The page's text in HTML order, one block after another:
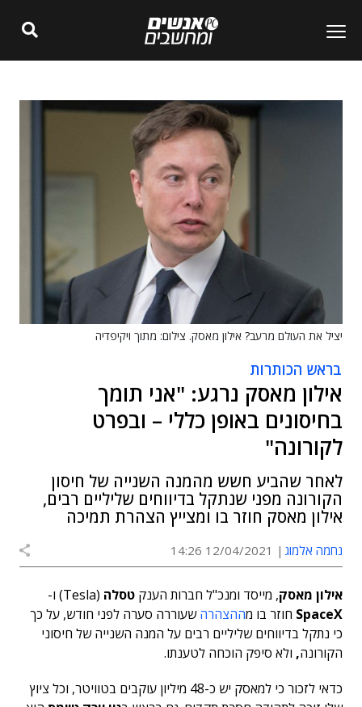
יציל את העולם מרעב? אילון מאסק. צילום: מתוך ויקיפדיה
בראש הכותרות
אילון מאסק נרגע: "אני תומך
בחיסונים באופן כללי – ובפרט
לקורונה"
לאחר שהביע חשש מהמנה השנייה של חיסון
הקורונה מפני שנתקל בדיווחים שליליים רבים,
אילון מאסק חוזר בו ומצייץ הצהרת תמיכה
נחמה אלמוג 12/04/2021 14:26
אילון מאסק, מייסד ומנכ"ל חברות הענק טסלה (Tesla) ו-
SpaceX חוזר בו מההצהרהשעוררה סערה לפני חודש, על כך
כי נתקל בדיווחים שליליים רבים על המנה השנייה של חיסוני
הקורונה, ולא סיפק הוכחה לטענתו.
כדאי לזכור כי למאסק יש כ-48 מיליון עוקבים בטוויטר, וכל ציוץ